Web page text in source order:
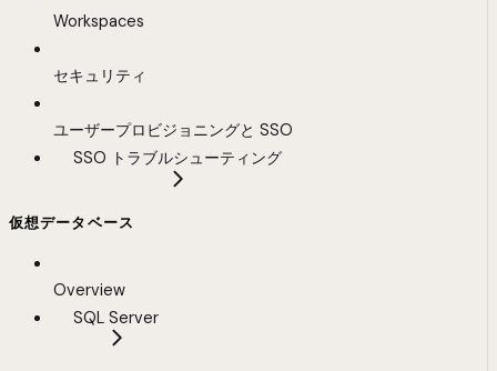
Workspaces
セキュリティ
ユーザープロビジョニングと SSO
SSO トラブルシューティング
仮想データベース
Overview
SQL Server